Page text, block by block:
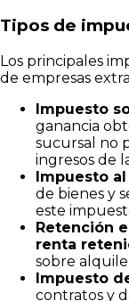
Tipos de
Los principales
de empresas
Impuesto
ganancia
sucursal no
ingresos de
Impuesto
de bienes y
este
Retención
renta
sobre
Impuesto
contratos y